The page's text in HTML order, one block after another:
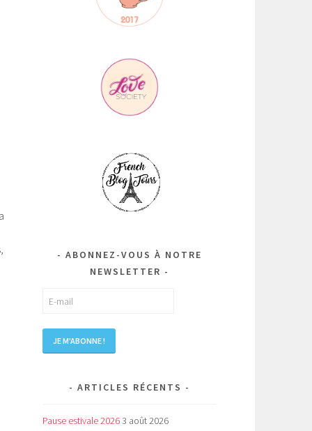
ABONNEZ-VOUS À NOTRE
NEWSLETTER
ARTICLES RÉCENTS
Pause estivale 20263 août 2026